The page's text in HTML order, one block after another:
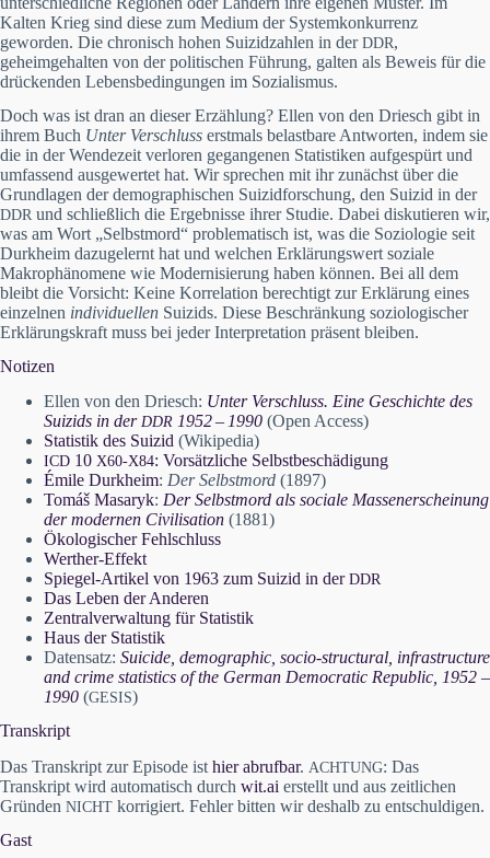
Kalten Krieg sind diese zum Medium der Systemkonkurrenz
geworden. Die chronisch hohen Suizidzahlen in derDDR,
geheimgehalten von der politischen Führung, galten als Beweis für die
drückenden Lebensbedingungen im Sozialismus.
Doch was ist dran an dieser Erzählung? Ellen von den Driesch gibt in
ihrem Buch Unter Verschluss erstmals belastbare Antworten, indem sie
die in der Wendezeit verloren gegangenen Statistiken aufgespürt und
umfassend ausgewertet hat. Wir sprechen mit ihr zunächst über die
Grundlagen der demographischen Suizidforschung, den Suizid in der
DDR und schließlich die Ergebnisse ihrer Studie. Dabei diskutieren wir,
was am Wort „Selbstmord“ problematisch ist, was die Soziologie seit
Durkheim dazugelernt hat und welchen Erklärungswert soziale
Makrophänomene wie Modernisierung haben können. Bei all dem
bleibt die Vorsicht: Keine Korrelation berechtigt zur Erklärung eines
einzelnen individuellen Suizids. Diese Beschränkung soziologischer
Erklärungskraft muss bei jeder Interpretation präsent bleiben.
Notizen
Ellen von den Driesch: Unter Verschluss. Eine Geschichte des
Suizids in derDDR 1952 – 1990 (Open Access)
Statistik des Suizid (Wikipedia)
ICD 10 X60-X84: Vorsätzliche Selbstbeschädigung
Émile Durkheim: Der Selbstmord (1897)
Tomáš Masaryk: Der Selbstmord als sociale Massenerscheinung
der modernen Civilisation (1881)
Ökologischer Fehlschluss
Werther-Effekt
Spiegel-Artikel von 1963 zum Suizid in derDDR
Das Leben der Anderen
Zentralverwaltung für Statistik
Haus der Statistik
Datensatz: Suicide, demographic, socio-structural, infrastructure
and crime statistics of the German Democratic Republic, 1952 –
1990 (GESIS)
Transkript
Das Transkript zur Episode ist hier abrufbar. ACHTUNG: Das
Transkript wird automatisch durch wit.ai erstellt und aus zeitlichen
Gründen NICHT korrigiert. Fehler bitten wir deshalb zu entschuldigen.
Gast